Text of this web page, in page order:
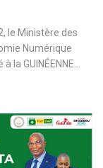
le Ministère des
Numérique
la GUINÉENNE…